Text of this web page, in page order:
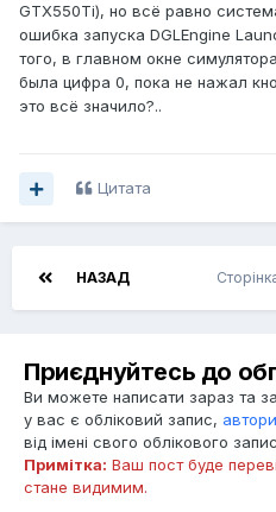
GTX550Ti), но всё равно
ошибка запуска DGLEngine
того, в главном окне
была цифра 0, пока не нажал
это всё значило?..
Цитата
НАЗАД
Приєднуйтесь до
Ви можете написати зараз та
у вас є обліковий запис,
від імені свого облікового
Примітка: Ваш пост буде
стане видимим.